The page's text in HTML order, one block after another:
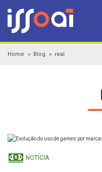
Home Blog real
NOTÍCIA